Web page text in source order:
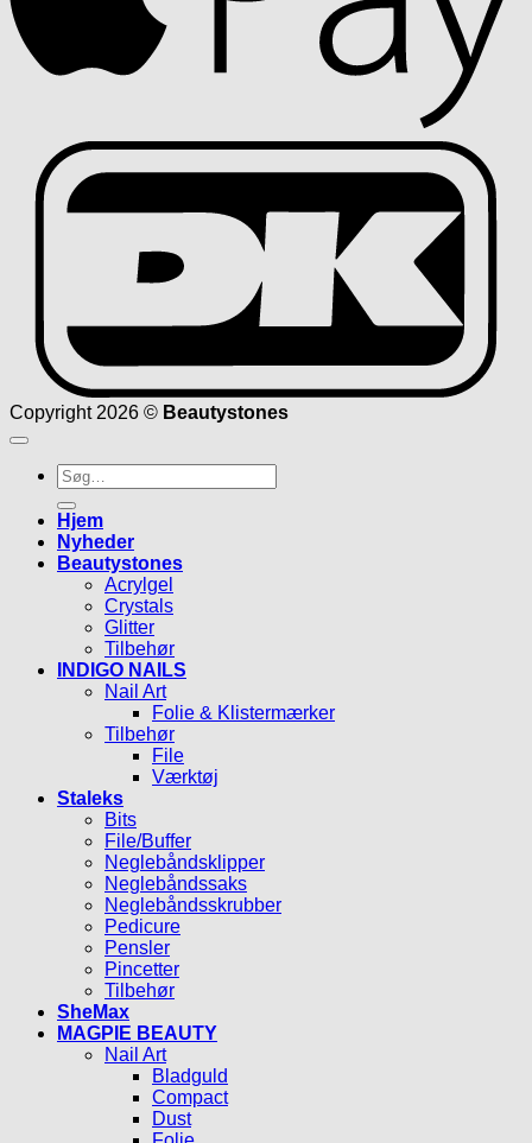
Copyright 2026 © Beautystones
Søg
efter:
Hjem
Nyheder
Beautystones
Acrylgel
Crystals
Glitter
Tilbehør
INDIGO NAILS
Nail Art
Folie & Klistermærker
Tilbehør
File
Værktøj
Staleks
Bits
File/Buffer
Neglebåndsklipper
Neglebåndssaks
Neglebåndsskrubber
Pedicure
Pensler
Pincetter
Tilbehør
SheMax
MAGPIE BEAUTY
Nail Art
Bladguld
Compact
Dust